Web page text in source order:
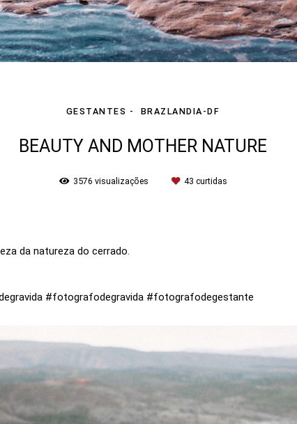
GESTANTES BRAZLANDIA-DF
BEAUTY AND MOTHER NATURE
3576 visualizações 43 curtidas
da natureza do cerrado.
#fotografodegravida #fotografodegestante